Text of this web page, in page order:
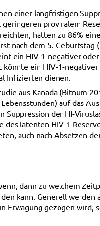
einer langfristigen
proviralem
hatten zu 86%
nach dem 5. Geburtstag
ein HIV-1-negativer
ein HIV-1-
Infizierten dienen.
aus Kanada (Bitnum
auf das
der HI-
des latenten HIV-1
auch nach Absetzen
dann zu welchem
kann. Generell werden
Erwägung gezogen wird,